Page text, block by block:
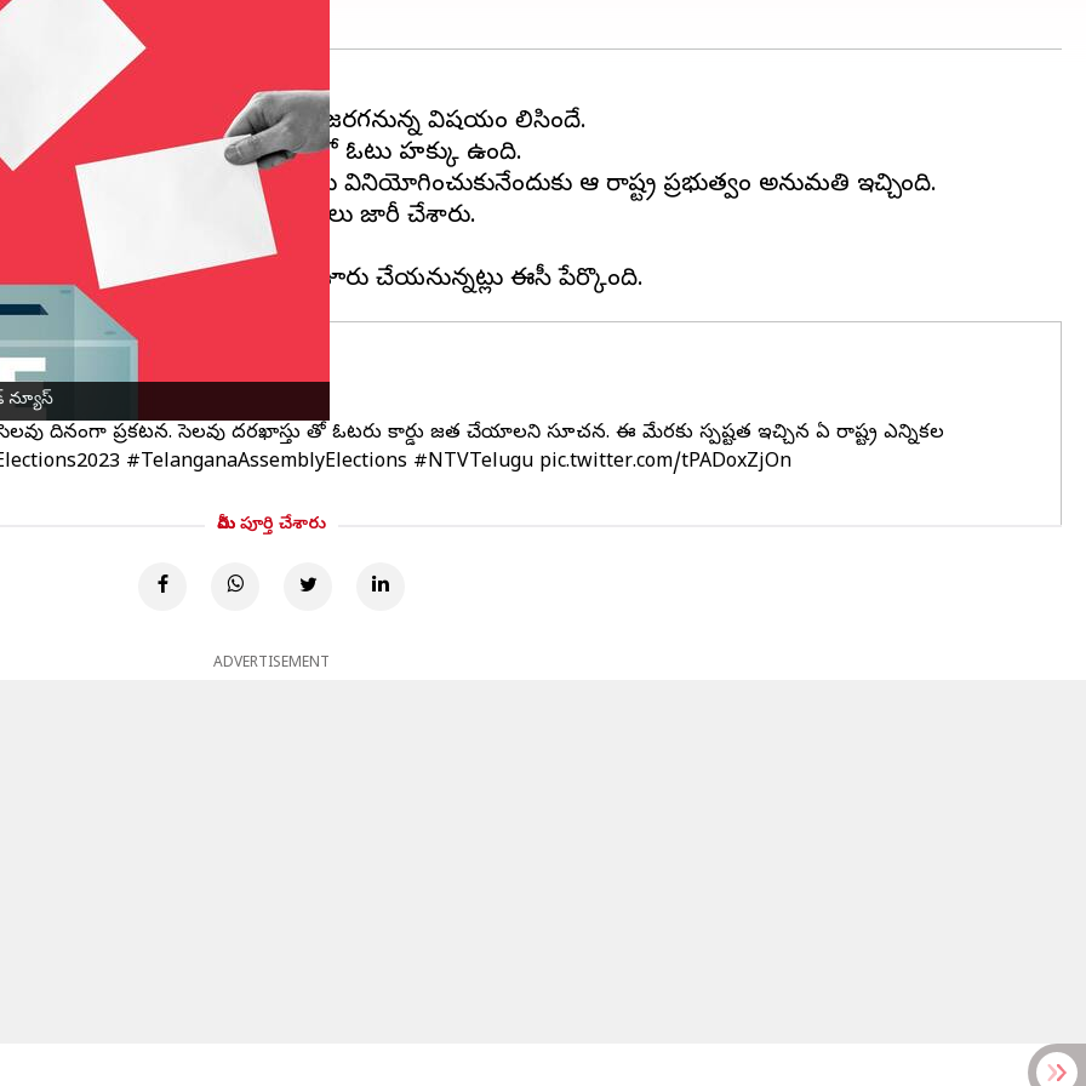
న్యూస్
పోలింగ్
(Polling) గురువారం జరగనున్న విషయం తెలిసిందే.
కొందరు ఉద్యోగులకు తెలంగాణలో ఓటు హక్కు ఉంది.
తెలంగాణలో తమ ఓటు హక్కును వినియోగించుకునేందుకు ఆ రాష్ట్ర ప్రభుత్వం అనుమతి ఇచ్చింది.
అధికారి ముకేష్ కుమార్ మీనా ఆదేశాలు జారీ చేశారు.
చేస్తున్నారు.
దినంగా ప్రకటన. సెలవు దరఖాస్తు తో ఓటరు కార్డు జత చేయాలని సూచన. ఈ మేరకు స్పష్టత ఇచ్చిన ఏపీ రాష్ట్ర ఎన్నికల
#TelanganaAssemblyElections #NTVTelugu pic.twitter.com/tPADoxZjOn
మీరు పూర్తి చేశారు
ADVERTISEMENT